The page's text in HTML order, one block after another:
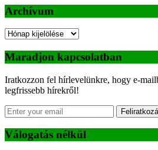
Archívum
Archívum
Maradjon kapcsolatban
Iratkozzon fel hírlevelünkre, hogy e-
legfrissebb hírekről!
Válogatás nélkül